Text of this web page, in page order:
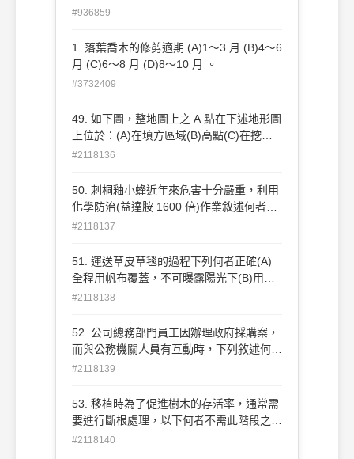
#936859
1. 落葉喬木的修剪適期 (A)1～3 月 (B)4～6
月 (C)6～8 月 (D)8～10 月 。
#3732409
49. 如下圖，整地圖上之 A 點在下述地形圖
上位於：(A)在填方區域(B)高點(C)在挖方
區域(D)排水洩洪道。
#2118136
50. 刺桐釉小蜂近年來危害十分嚴重，利用
化學防治(益達胺 1600 倍)作業敘述何者有
誤？(A)至少須持 續施用 6 個月以上(B)於
噴灑一次(D)混合夏油乳劑 500 倍噴灑較具
效益。
#2118137
51. 運送草皮草毯的過程下列何者正確(A)
全程用帆布覆蓋，不可曝露陽光下(B)用
50％以上黑網覆蓋， 保持通風(C)運送過程
的環境，可以堆放一星期再種植。
#2118138
52. 公司總務部門員工因辦理政府採購案，
而與公務機關人員有互動時，下列敘述何者
「正確」？(A) 對於機關承辦人，經常給予
無對價關係，對方收受皆符合廉政倫理規範
(B)以借貸名義，餽贈財物予公務員，即可
#2118139
53. 移植時為了促進樹木的存活率，通常需
要進行斷根處理，以下何者不需此階段之處
理(A)老樹(B)大 樹(成樹)(C)容器苗木(D)根
#2118140